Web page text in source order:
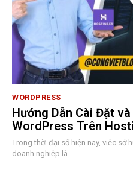
WORDPRESS
Hướng Dẫn Cài Đặt
WordPress Trên
Trong thời đại số hiện nay, việc sở
doanh nghiệp là...